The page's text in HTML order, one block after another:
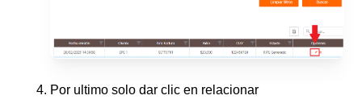
Por ultimo solo dar clic en relacionar